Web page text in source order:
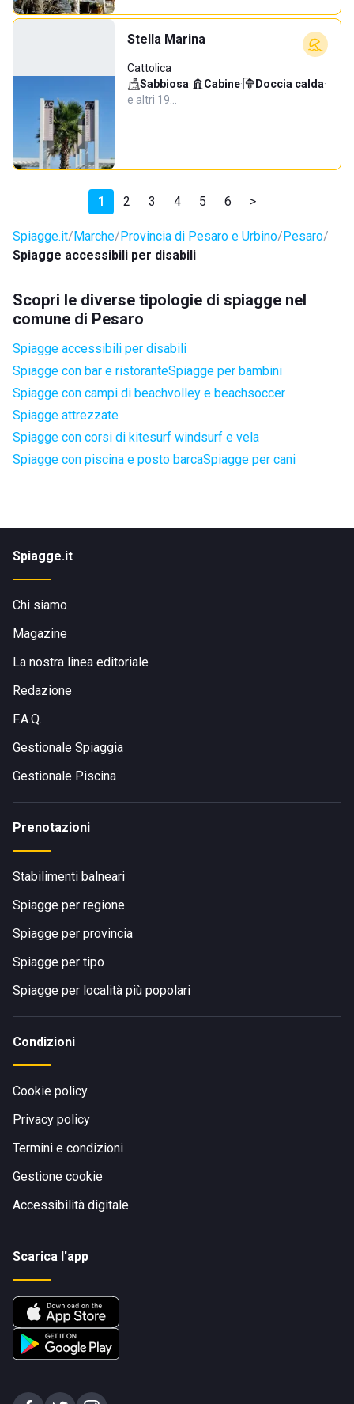
Stella Marina
Cattolica
Sabbiosa· Cabine· Doccia calda·
e altri 19…
1 2 3 4 5 6 >
Spiagge.it Marche Provincia di Pesaro e Urbino Pesaro
Spiagge accessibili per disabili
Scopri le diverse tipologie di spiagge nel
comune di Pesaro
Spiagge accessibili per disabili
Spiagge con bar e ristoranteSpiagge per bambini
Spiagge con campi di beachvolley e beachsoccer
Spiagge attrezzate
Spiagge con corsi di kitesurf windsurf e vela
Spiagge con piscina e posto barcaSpiagge per cani
Spiagge.it
Chi siamo
Magazine
La nostra linea editoriale
Redazione
F.A.Q.
Gestionale Spiaggia
Gestionale Piscina
Prenotazioni
Stabilimenti balneari
Spiagge per regione
Spiagge per provincia
Spiagge per tipo
Spiagge per località più popolari
Condizioni
Cookie policy
Privacy policy
Termini e condizioni
Gestione cookie
Accessibilità digitale
Scarica l'app